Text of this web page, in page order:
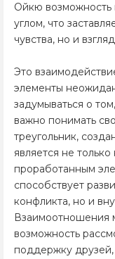
Ойкю возможность
углом, что
чувства, но и
Это
элементы
задумываться о
важно понимать
треугольник,
является не
проработанным
способствует
конфликта, но и
Взаимоотношения
возможность
поддержку друзей,